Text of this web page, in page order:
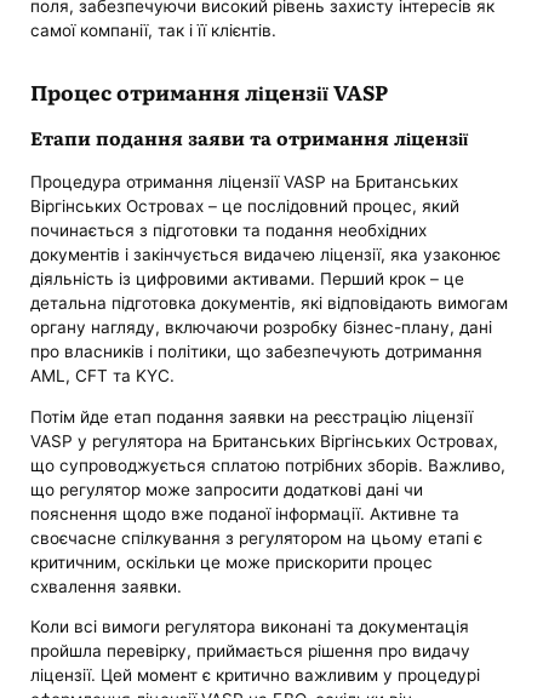
поля, забезпечуючи високий рівень захисту інтересів як
самої компанії, так і її клієнтів.
Процес отримання ліцензії VASP
Етапи подання заяви та отримання ліцензії
Процедура отримання ліцензії VASP на Британських
Віргінських Островах – це послідовний процес, який
починається з підготовки та подання необхідних
документів і закінчується видачею ліцензії, яка узаконює
діяльність із цифровими активами. Перший крок – це
детальна підготовка документів, які відповідають вимогам
органу нагляду, включаючи розробку бізнес-плану, дані
про власників і політики, що забезпечують дотримання
AML, CFT та KYC.
Потім йде етап подання заявки на реєстрацію ліцензії
VASP у регулятора на Британських Віргінських Островах,
що супроводжується сплатою потрібних зборів. Важливо,
що регулятор може запросити додаткові дані чи
пояснення щодо вже поданої інформації. Активне та
своєчасне спілкування з регулятором на цьому етапі є
критичним, оскільки це може прискорити процес
схвалення заявки.
Коли всі вимоги регулятора виконані та документація
пройшла перевірку, приймається рішення про видачу
ліцензії. Цей момент є критично важливим у процедурі